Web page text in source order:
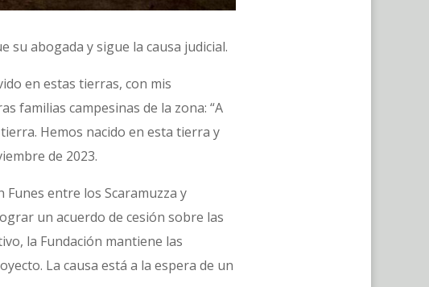
su abogada y sigue la causa judicial.
en estas tierras, con mis
familias campesinas de la zona: “A
Hemos nacido en esta tierra y
de 2023.
Funes entre los Scaramuzza y
un acuerdo de cesión sobre las
la Fundación mantiene las
La causa está a la espera de un